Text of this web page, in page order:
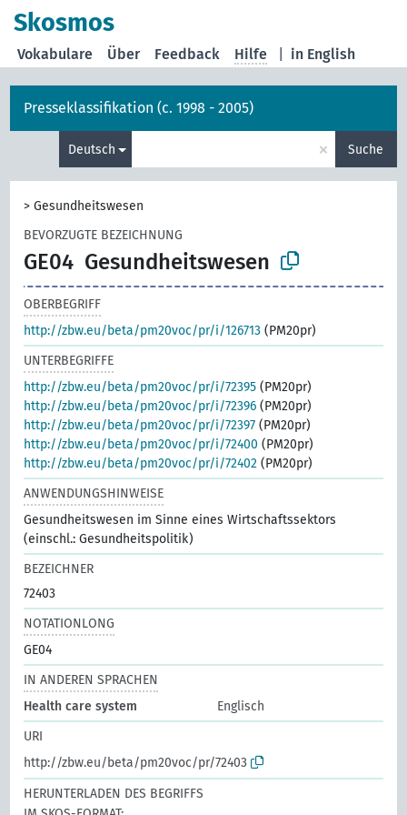
Skosmos
in English
Vokabulare Über Feedback Hilfe
Presseklassifikation (c. 1998 - 2005)
Deutsch × Suche
>Gesundheitswesen
BEVORZUGTE BEZEICHNUNG
GE04 Gesundheitswesen
OBERBEGRIFF
http://zbw.eu/beta/pm20voc/pr/i/126713 (PM20pr)
UNTERBEGRIFFE
http://zbw.eu/beta/pm20voc/pr/i/72395 (PM20pr)
http://zbw.eu/beta/pm20voc/pr/i/72396 (PM20pr)
http://zbw.eu/beta/pm20voc/pr/i/72397 (PM20pr)
http://zbw.eu/beta/pm20voc/pr/i/72400 (PM20pr)
http://zbw.eu/beta/pm20voc/pr/i/72402 (PM20pr)
ANWENDUNGSHINWEISE
Gesundheitswesen im Sinne eines Wirtschaftssektors
(einschl.: Gesundheitspolitik)
BEZEICHNER
72403
NOTATIONLONG
GE04
IN ANDEREN SPRACHEN
Health care system
Englisch
URI
http://zbw.eu/beta/pm20voc/pr/72403
HERUNTERLADEN DES BEGRIFFS